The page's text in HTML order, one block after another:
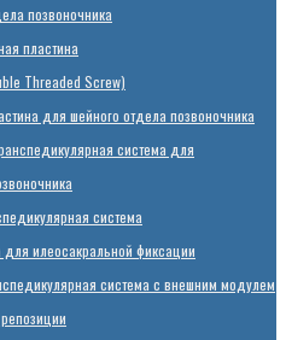
позвоночника
пластина
Threaded Screw)
для шейного отдела позвоночника
система для
система
илеосакральной фиксации
система с внешним модулем